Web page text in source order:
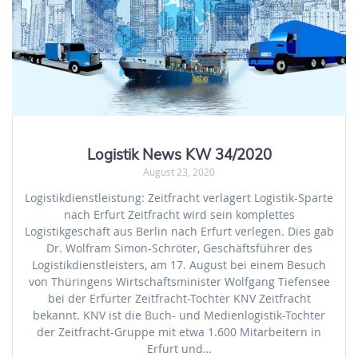
Logistik News KW 34/2020
August 23, 2020
Logistikdienstleistung: Zeitfracht verlagert Logistik-Sparte
nach Erfurt Zeitfracht wird sein komplettes
Logistikgeschäft aus Berlin nach Erfurt verlegen. Dies gab
Dr. Wolfram Simon-Schröter, Geschäftsführer des
Logistikdienstleisters, am 17. August bei einem Besuch
von Thüringens Wirtschaftsminister Wolfgang Tiefensee
bei der Erfurter Zeitfracht-Tochter KNV Zeitfracht
bekannt. KNV ist die Buch- und Medienlogistik-Tochter
der Zeitfracht-Gruppe mit etwa 1.600 Mitarbeitern in
Erfurt und…